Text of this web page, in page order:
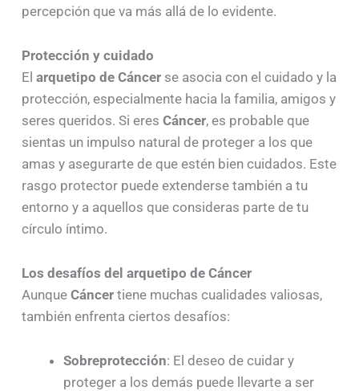
percepción que va más allá de lo evidente.
Protección y cuidado
El arquetipo de Cáncerse asocia con el cuidado y la
protección, especialmente hacia la familia, amigos y
seres queridos. Si eres Cáncer, es probable que
sientas un impulso natural de proteger a los que
amas y asegurarte de que estén bien cuidados. Este
rasgo protector puede extenderse también a tu
entorno y a aquellos que consideras parte de tu
círculo íntimo.
Los desafíos del arquetipo de Cáncer
Aunque Cáncertiene muchas cualidades valiosas,
también enfrenta ciertos desafíos:
Sobreprotección: El deseo de cuidar y
proteger a los demás puede llevarte a ser